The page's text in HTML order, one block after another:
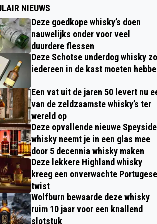
NIEUWS
Deze goedkope whisky’s doen
nauwelijks onder voor veel
duurdere flessen
Deze Schotse underdog whisky
iedereen in de kast moeten
Een vat uit de jaren 50 levert nu
van de zeldzaamste whisky’s ter
wereld op
Deze opvallende nieuwe Speyside
whisky neemt je in een glas mee
door 5 decennia whisky maken
Deze lekkere Highland whisky
kreeg een onverwachte Portugese
twist
Wolfburn bewaarde deze whisky
ruim 10 jaar voor een knallend
slotstuk